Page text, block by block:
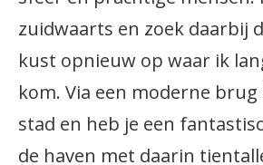
zuidwaarts en zoek daarbij
kust opnieuw op waar ik
kom. Via een moderne brug
stad en heb je een
de haven met daarin